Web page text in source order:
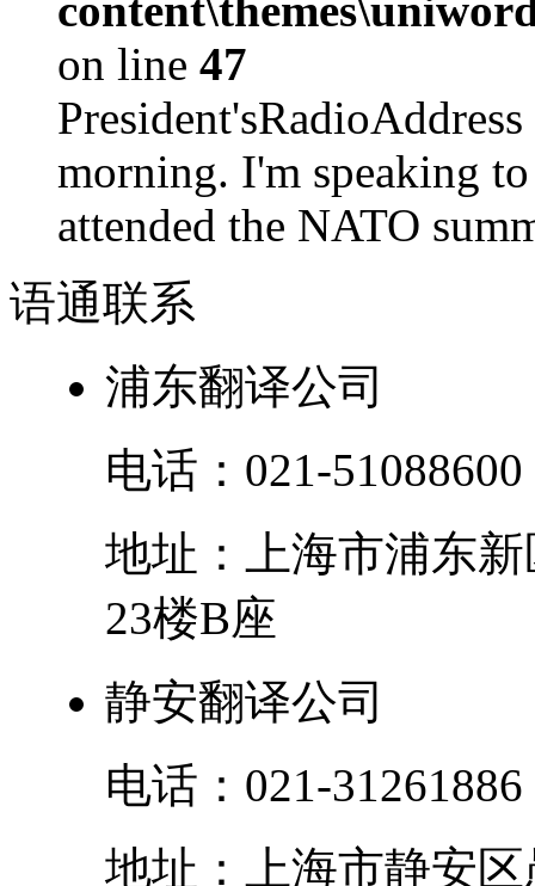
on line 47
morning. I'm speaking
attended the NATO
语通联系
浦东翻译公司
电话： 021-51088600
地址：
上海市浦东新
23楼B座
静安翻译公司
电话： 021-31261886
地址：
上海市静安区